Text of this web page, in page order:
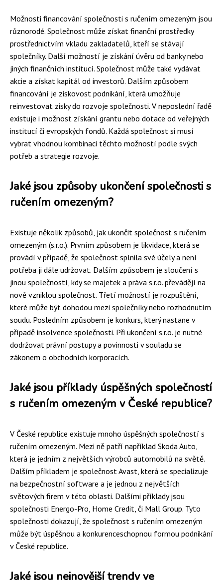
Možnosti financování společnosti s ručením omezeným jsou
různorodé. Společnost může získat finanční prostředky
prostřednictvím vkladu zakladatelů, kteří se stávají
společníky. Další možností je získání úvěru od banky nebo
jiných finančních institucí. Společnost může také vydávat
akcie a získat kapitál od investorů. Dalším způsobem
financování je ziskovost podnikání, která umožňuje
reinvestovat zisky do rozvoje společnosti. V neposlední řadě
existuje i možnost získání grantu nebo dotace od veřejných
institucí či evropských fondů. Každá společnost si musí
vybrat vhodnou kombinaci těchto možností podle svých
potřeb a strategie rozvoje.
Jaké jsou způsoby ukončení společnosti s
ručením omezeným?
Existuje několik způsobů, jak ukončit společnost s ručením
omezeným (s.r.o.). Prvním způsobem je likvidace, která se
provádí v případě, že společnost splnila své účely a není
potřeba ji dále udržovat. Dalším způsobem je sloučení s
jinou společností, kdy se majetek a práva s.r.o. převádějí na
nově vzniklou společnost. Třetí možností je rozpuštění,
které může být dohodou mezi společníky nebo rozhodnutím
soudu. Posledním způsobem je konkurs, který nastane v
případě insolvence společnosti. Při ukončení s.r.o. je nutné
dodržovat právní postupy a povinnosti v souladu se
zákonem o obchodních korporacích.
Jaké jsou příklady úspěšných společností
s ručením omezeným v České republice?
V České republice existuje mnoho úspěšných společností s
ručením omezeným. Mezi ně patří například Skoda Auto,
která je jedním z největších výrobců automobilů na světě.
Dalším příkladem je společnost Avast, která se specializuje
na bezpečnostní software a je jednou z největších
světových firem v této oblasti. Dalšími příklady jsou
společnosti Energo-Pro, Home Credit, či Mall Group. Tyto
společnosti dokazují, že společnost s ručením omezeným
může být úspěšnou a konkurenceschopnou formou podnikání
v České republice.
Jaké jsou nejnovější trendy ve